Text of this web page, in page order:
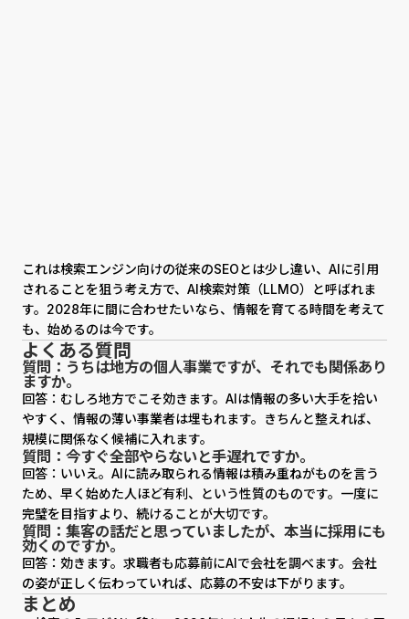
これは検索エンジン向けの従来のSEOとは少し違い、AIに引用
されることを狙う考え方で、AI検索対策（LLMO）と呼ばれま
す。2028年に間に合わせたいなら、情報を育てる時間を考えて
も、始めるのは今です。
よくある質問
質問：うちは地方の個人事業ですが、それでも関係あり
ますか。
回答：むしろ地方でこそ効きます。AIは情報の多い大手を拾い
やすく、情報の薄い事業者は埋もれます。きちんと整えれば、
規模に関係なく候補に入れます。
質問：今すぐ全部やらないと手遅れですか。
回答：いいえ。AIに読み取られる情報は積み重ねがものを言う
ため、早く始めた人ほど有利、という性質のものです。一度に
完璧を目指すより、続けることが大切です。
質問：集客の話だと思っていましたが、本当に採用にも
効くのですか。
回答：効きます。求職者も応募前にAIで会社を調べます。会社
の姿が正しく伝わっていれば、応募の不安は下がります。
まとめ